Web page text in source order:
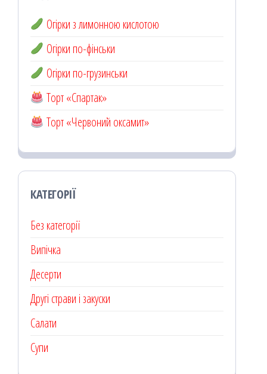
Огірки з лимонною кислотою
Огірки по-фінськи
Огірки по-грузинськи
Торт «Спартак»
Торт «Червоний оксамит»
КАТЕГОРІЇ
Без категорії
Випічка
Десерти
Другі страви і закуски
Салати
Супи